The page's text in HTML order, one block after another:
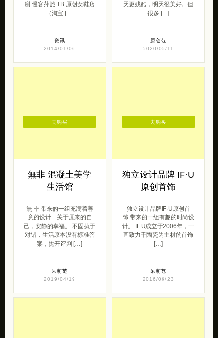
谢 慢客萍旅 TB 原创女鞋店
（淘宝 […]
资讯
2014/01/06
天更残酷，明天很美好。但
很多 […]
原创范
2020/05/11
無非 混凝土美学
生活馆
無 非 带来的一组充满着善
意的设计，关于原来的自
己，安静的幸福。 不固执于
对错，生活原本没有标准答
案，抛开评判 […]
呆萌范
2019/04/19
去购买
独立设计品牌 IF·U
原创首饰
独立设计品牌IF·U原创首
饰 带来的一组有趣的时尚设
计。 IF.U成立于2006年，一
直致力于陶瓷为主材的首饰
[…]
呆萌范
2016/06/23
去购买